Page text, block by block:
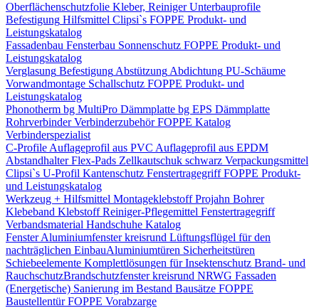
Oberflächenschutzfolie Kleber, Reiniger Unterbauprofile
Befestigung Hilfsmittel Clipsi`s FOPPE Produkt- und
Leistungskatalog
Fassadenbau Fensterbau Sonnenschutz FOPPE Produkt- und
Leistungskatalog
Verglasung Befestigung Abstützung Abdichtung PU-Schäume
Vorwandmontage Schallschutz FOPPE Produkt- und
Leistungskatalog
Phonotherm bg MultiPro Dämmplatte bg EPS Dämmplatte
Rohrverbinder Verbinderzubehör FOPPE Katalog
Verbinderspezialist
C-Profile Auflageprofil aus PVC Auflageprofil aus EPDM
Abstandhalter Flex-Pads Zellkautschuk schwarz Verpackungsmittel
Clipsi`s U-Profil Kantenschutz Fenstertragegriff FOPPE Produkt-
und Leistungskatalog
Werkzeug + Hilfsmittel Montageklebstoff Projahn Bohrer
Klebeband Klebstoff Reiniger-Pflegemittel Fenstertragegriff
Verbandsmaterial Handschuhe Katalog
Fenster Aluminiumfenster kreisrund Lüftungsflügel für den
nachträglichen Einbau​Aluminiumtüren Sicherheitstüren
Schiebeelemente Komplettlösungen für Insektenschutz Brand- und
Rauchschutz​Brandschutzfenster kreisrund NRWG Fassaden
(Energetische) Sanierung im Bestand Bausätze FOPPE
Baustellentür FOPPE Vorabzarge